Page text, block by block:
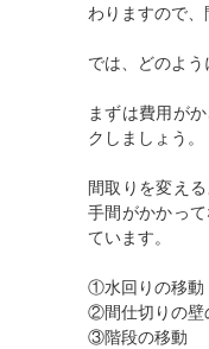
わりますので、
では、どのよ
まずは費用が
クしましょう。
間取りを変え
手間がかかっ
ています。
①水回りの移動
②間仕切りの壁
③階段の移動